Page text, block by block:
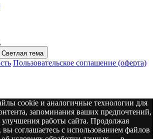
Светлая тема
Пользовательское соглашение (оферта)
cookie и аналогичные технологии для
запоминания ваших предпочтений,
улучшения работы сайта. Продолжая
вы соглашаетесь с использованием файлов